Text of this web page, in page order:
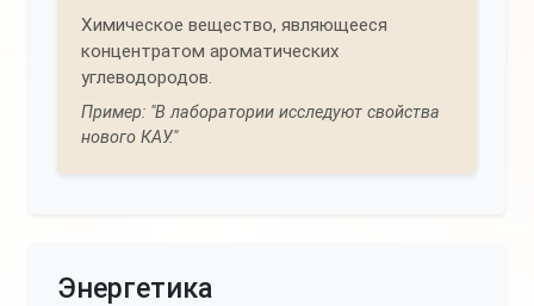
Химическое вещество, являющееся
концентратом ароматических
углеводородов.
Пример: "В лаборатории исследуют свойства
нового КАУ."
Энергетика